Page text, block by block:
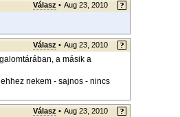
Válasz • Aug 23, 2010
Válasz • Aug 23, 2010
a másik a
nekem - sajnos - nincs
Válasz • Aug 23, 2010